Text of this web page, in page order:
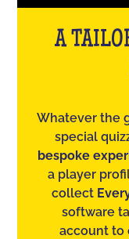
A
Whatever the
special
bespoke
a player
collect
software
account to